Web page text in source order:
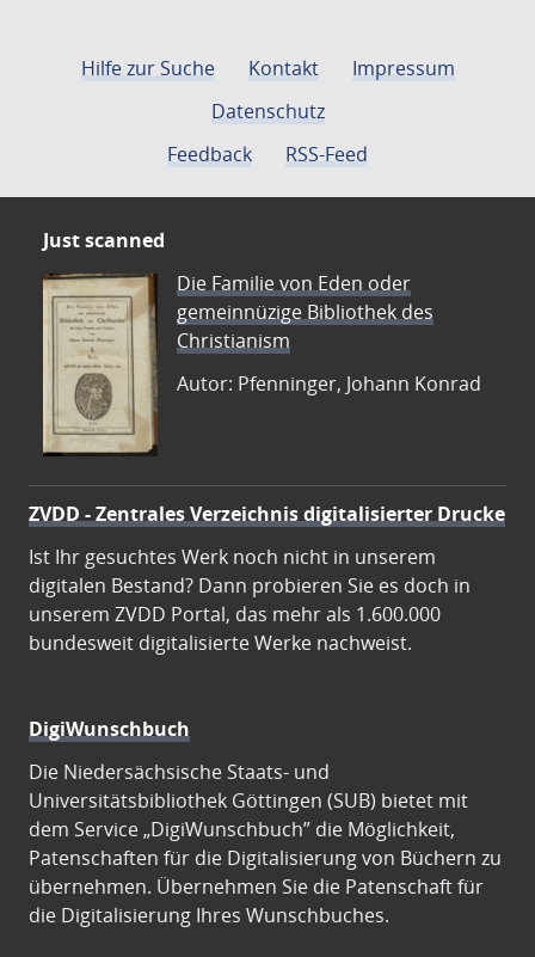
Hilfe zur Suche Kontakt
Impressum
Datenschutz
Feedback
RSS-Feed
Just scanned
Die Familie von Eden oder
gemeinnüzige Bibliothek des
Christianism
Autor: Pfenninger, Johann Konrad
ZVDD - Zentrales Verzeichnis digitalisierter Drucke
Ist Ihr gesuchtes Werk noch nicht in unserem
digitalen Bestand? Dann probieren Sie es doch in
unserem ZVDD Portal, das mehr als 1.600.000
bundesweit digitalisierte Werke nachweist.
DigiWunschbuch
Die Niedersächsische Staats- und
Universitätsbibliothek Göttingen (SUB) bietet mit
dem Service „DigiWunschbuch” die Möglichkeit,
Patenschaften für die Digitalisierung von Büchern zu
übernehmen. Übernehmen Sie die Patenschaft für
die Digitalisierung Ihres Wunschbuches.